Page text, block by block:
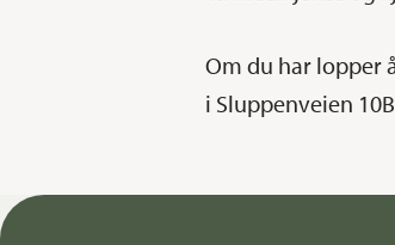
Om du har lopper
i Sluppenveien